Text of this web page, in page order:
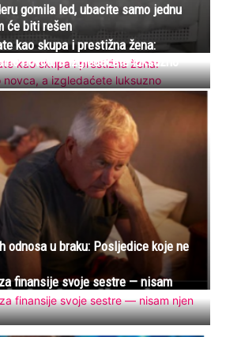
gomila led, ubacite samo jednu
će biti rešen
kao skupa i prestižna žena:
novca, a izgledaćete luksuzno
odnosa u braku: Posljedice koje ne
finansije svoje sestre — nisam